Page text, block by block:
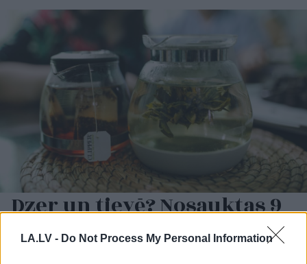
LA.LV - Do Not Process My Personal Information
Dzer un tievē? Nosauktas 9
tējas, kas palīdzēs
atbrīvoties no liekā svara